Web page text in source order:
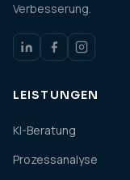
Verbesserung.
LEISTUNGEN
KI-Beratung
Prozessanalyse